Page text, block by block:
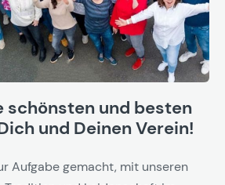
schönsten und besten
und Deinen Verein!
Aufgabe gemacht, mit unseren